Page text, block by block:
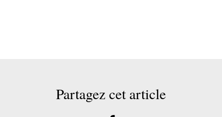
Partagez cet article